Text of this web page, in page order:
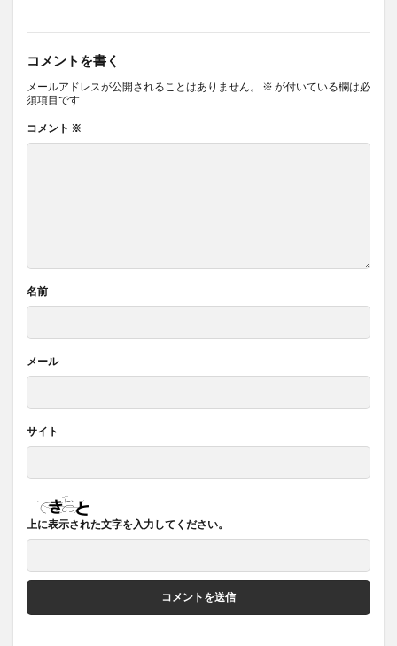
コメントを書く
メールアドレスが公開されることはありません。 ※ が付いている欄は必
須項目です
コメント ※
名前
メール
サイト
上に表示された文字を入力してください。